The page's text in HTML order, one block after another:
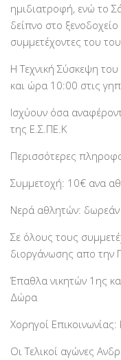
ημιδιατροφή, ενώ το
δείπνο στο
συμμετέχοντες του
Η Τεχνική Σύσκεψη
και ώρα 10:00 στις
Ισχύουν όσα
της Ε.Σ.ΠΕ.Κ
Περισσότερες
Συμμετοχή: 10€ ανα
Νερά αθλητών: δωρεάν
Σε όλους τους
διοργάνωσης απο την
Έπαθλα νικητών 1ης
Δώρα
Χορηγοί Επικοινωνίας:
Οι Τελικοί αγώνες